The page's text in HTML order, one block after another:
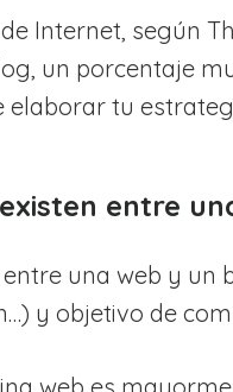
Internet, según
un porcentaje
elaborar tu
entre
una web y un
y objetivo de